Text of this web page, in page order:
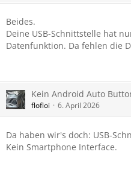
Beides.
Deine USB-Schnittstelle hat
Datenfunktion. Da fehlen die
Kein Android Auto
flofloi 6. April 2026
Da haben wir's doch: USB-
Kein Smartphone Interface.